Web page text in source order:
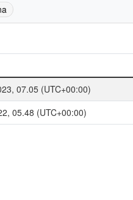
07.05 (UTC+00:00)
05.48 (UTC+00:00)